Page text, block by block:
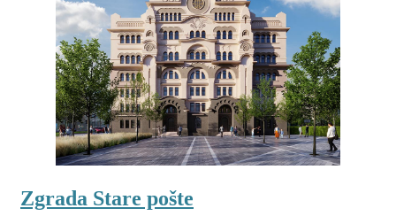
Zgrada Stare pošte